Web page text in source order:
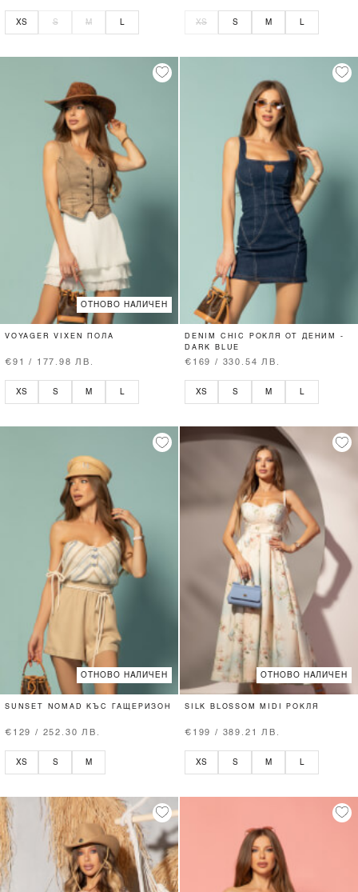
XS S M XS S M
ОТНОВО НАЛИЧЕН
VOYAGER VIXEN ПОЛА
€91 / 177.98 ЛВ.
XS S M L
DENIM CHIC РОКЛЯ ОТ ДЕНИМ -
DARK BLUE
€169 / 330.54 ЛВ.
XS S M L
ОТНОВО НАЛИЧЕН
SUNSET NOMAD КЪС ГАЩЕРИЗОН
€129 / 252.30 ЛВ.
XS S M
ОТНОВО НАЛИЧЕН
SILK BLOSSOM MIDI РОКЛЯ
€199 / 389.21 ЛВ.
XS S M